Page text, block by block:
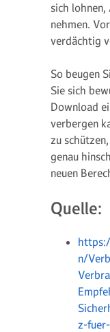
sich
nehmen.
verdächtig
So beugen
Sie sich
Download
verbergen
zu
genau
neuen
Quelle:
n/
z-